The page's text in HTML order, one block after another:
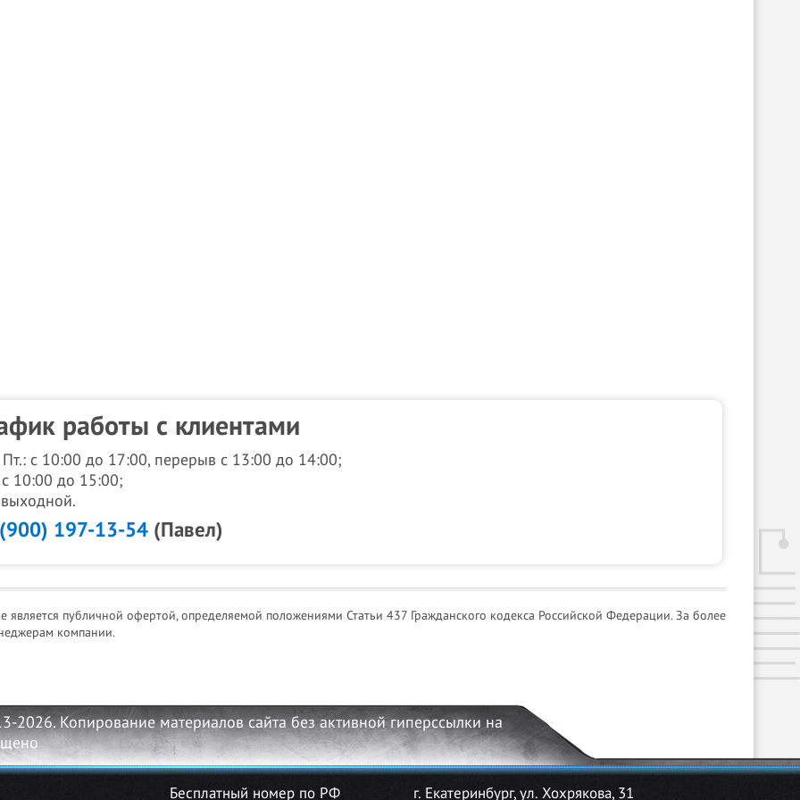
работы с клиентами
Пт.: с 10:00 до 17:00, перерыв с 13:00 до 14:00;
10:00 до 15:00;
197-13-54 (Павел)
публичной офертой, определяемой положениями Статьи 437 Гражданского кодекса Российской Федерации. За более
компании.
2026. Копирование материалов сайта без активной гиперссылки на
Бесплатный номер по РФ г. Екатеринбург, ул. Хохрякова, 31